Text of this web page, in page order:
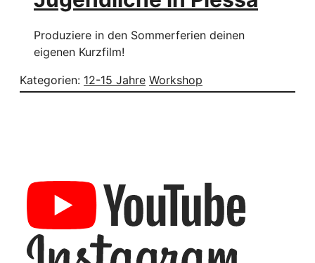
Produziere in den Sommerferien deinen
eigenen Kurzfilm!
Kategorien: 12-15 Jahre Workshop